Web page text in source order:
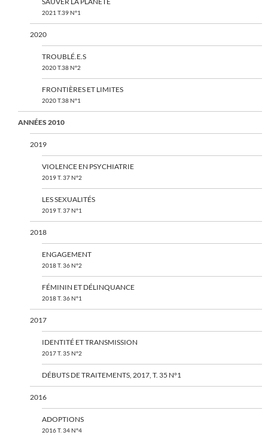
2021 T.39 N°1
2020
TROUBLÉ.E.S
2020 T.38 N°2
FRONTIÈRES ET LIMITES
2020 T.38 N°1
ANNÉES 2010
2019
VIOLENCE EN PSYCHIATRIE
2019 T. 37 N°2
LES SEXUALITÉS
2019 T. 37 N°1
2018
ENGAGEMENT
2018 T. 36 N°2
FÉMININ ET DÉLINQUANCE
2018 T. 36 N°1
2017
IDENTITÉ ET TRANSMISSION
2017 T. 35 N°2
DÉBUTS DE TRAITEMENTS, 2017, T. 35 N°1
2016
ADOPTIONS
2016 T. 34 N°4